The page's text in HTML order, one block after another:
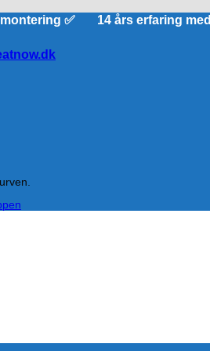
✅ 14 års erfaring